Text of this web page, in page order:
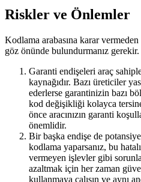
Riskler ve Önlemler
Kodlama arabasına karar
göz önünde bulundurmanız gerekir.
Garanti endişeleri araç
kaynağıdır. Bazı üreticiler
ederlerse garantinizin bazı
kod değişikliği kolayca
önce aracınızın garanti
önemlidir.
Bir başka endişe de
kodlama yaparsanız, bu
vermeyen işlevler gibi
azaltmak için her zaman
kullanmaya çalışın ve aynı